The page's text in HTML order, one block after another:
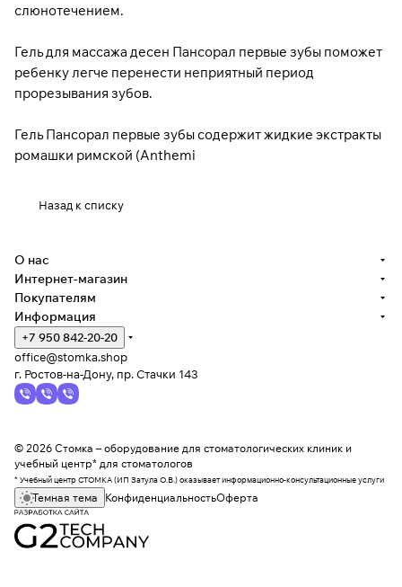
слюнотечением.
Гель для массажа десен Пансорал первые зубы поможет
ребенку легче перенести неприятный период
прорезывания зубов.
Гель Пансорал первые зубы содержит жидкие экстракты
ромашки римской (Anthemi
Назад к списку
О нас
Интернет-магазин
Покупателям
Информация
+7 950 842-20-20
office@stomka.shop
г. Ростов-на-Дону, пр. Стачки 143
© 2026 Стомка – оборудование для стоматологических клиник и
учебный центр* для стоматологов
* Учебный центр СТОМКА (ИП Затула О.В.) оказывает информационно-консультационные услуги
Темная тема КонфиденциальностьОферта